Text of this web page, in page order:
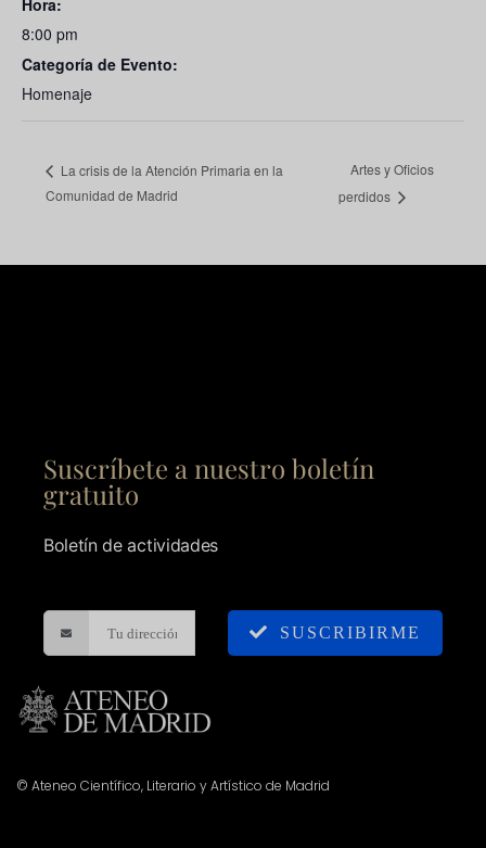
Hora:
8:00 pm
Categoría de Evento:
Homenaje
La crisis de la Atención Primaria en la
Comunidad de Madrid
Artes y Oficios
perdidos
Suscríbete a nuestro boletín
gratuito
Boletín de actividades
SUSCRIBIRME
© Ateneo Científico, Literario y Artístico de Madrid